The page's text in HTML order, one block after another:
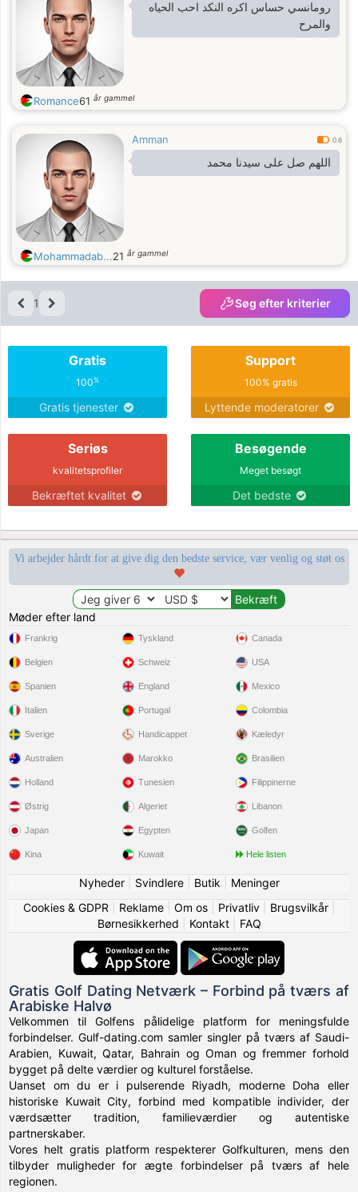
رومانسي حساس اكره النكد احب الحياه
والمرح
Romance61 år gammel
Amman 0.6
اللهم صل على سيدنا محمد
Mohammadab...21 år gammel
1 Søg efter kriterier
Gratis
100%
Gratis tjenester
Support
100% gratis
Lyttende moderatorer
Seriøs
kvalitetsprofiler
Bekræftet kvalitet
Besøgende
Meget besøgt
Det bedste
Vi arbejder hårdt for at give dig den bedste service, vær venlig og støt os
Møder efter land
Frankrig
Belgien
Spanien
Italien
Sverige
Tyskland
Schweiz
England
Portugal
Handicappet
Canada
USA
Mexico
Colombia
Kæledyr
Australien
Holland
Østrig
Japan
Kina
Marokko
Tunesien
Algeriet
Egypten
Kuwait
Brasilien
Filippinerne
Libanon
Golfen
Hele listen
Nyheder| Svindlere| Butik
Meninger
Cookies & GDPR
Reklame| Om os| Privatliv| Brugsvilkår|
Børnesikkerhed
Kontakt| FAQ
Gratis Golf Dating Netværk – Forbind på tværs af
Arabiske Halvø
Velkommen til Golfens pålidelige platform for meningsfulde
forbindelser. Gulf-dating.com samler singler på tværs af Saudi-
Arabien, Kuwait, Qatar, Bahrain og Oman og fremmer forhold
bygget på delte værdier og kulturel forståelse.
Uanset om du er i pulserende Riyadh, moderne Doha eller
historiske Kuwait City, forbind med kompatible individer, der
værdsætter tradition, familieværdier og autentiske
partnerskaber.
Vores helt gratis platform respekterer Golfkulturen, mens den
tilbyder muligheder for ægte forbindelser på tværs af hele
regionen.